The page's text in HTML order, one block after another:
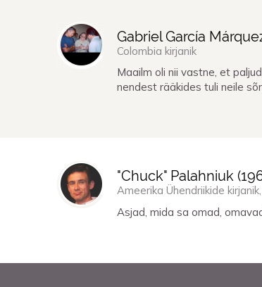
Gabriel García
Colombia kirjanik
Maailm oli nii vastne, et
nendest rääkides tuli neile
"Chuck" Palahniuk (
Ameerika Ühendriikide
Asjad, mida sa omad,